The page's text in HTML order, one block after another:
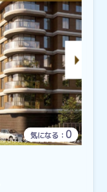
気になる： 0